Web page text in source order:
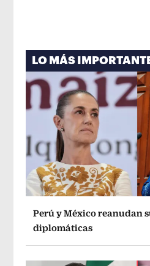
LO MÁS
Perú y México reanudan
diplomáticas